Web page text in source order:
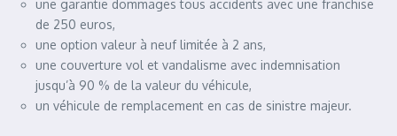
une garantie dommages tous accidents avec une franchise
de 250 euros,
une option valeur à neuf limitée à 2 ans,
une couverture vol et vandalisme avec indemnisation
jusqu’à 90 % de la valeur du véhicule,
un véhicule de remplacement en cas de sinistre majeur.